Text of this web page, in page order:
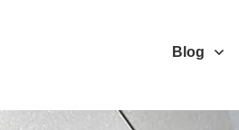
Blog